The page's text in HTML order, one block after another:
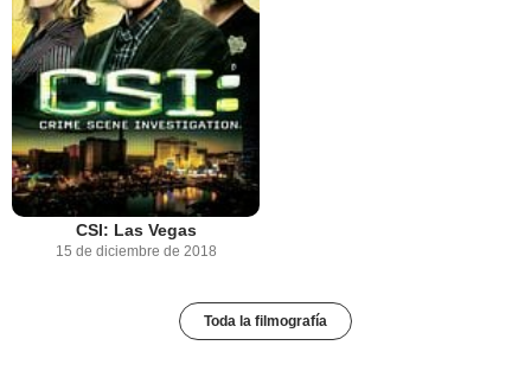
CSI: Las Vegas
15 de diciembre de 2018
Toda la filmografía